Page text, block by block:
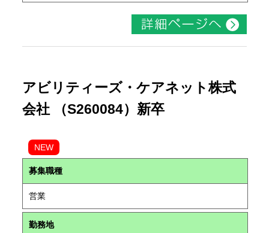
アビリティーズ・ケアネット株式
会社 （S260084）新卒
NEW
募集職種
営業
勤務地